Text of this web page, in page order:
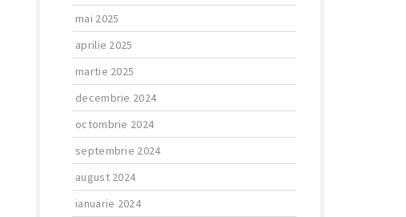
mai 2025
aprilie 2025
martie 2025
decembrie 2024
octombrie 2024
septembrie 2024
august 2024
ianuarie 2024